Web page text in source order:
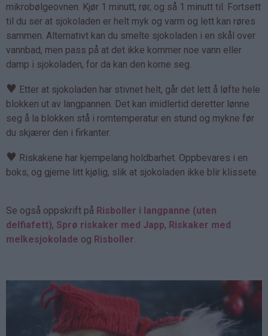
mikrobølgeovnen. Kjør 1 minutt, rør, og så 1 minutt til. Fortsett
til du ser at sjokoladen er helt myk og varm og lett kan røres
sammen. Alternativt kan du smelte sjokoladen i en skål over
vannbad, men pass på at det ikke kommer noe vann eller
damp i sjokoladen, for da kan den korne seg.
♥ Etter at sjokoladen har stivnet helt, går det lett å løfte hele
blokken ut av langpannen. Det kan imidlertid deretter lønne
seg å la blokken stå i romtemperatur en stund og mykne før
du skjærer den i firkanter.
♥ Riskakene har kjempelang holdbarhet. Oppbevares i en
boks, og gjerne litt kjølig, slik at sjokoladen ikke blir klissete.
Se også oppskrift på Risboller i langpanne (uten
delfiafett), Sprø riskaker med Japp, Riskaker med
melkesjokolade og Risboller